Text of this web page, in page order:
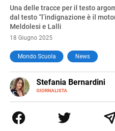
Una delle tracce per il testo
dal testo “l’indignazione è il
Meldolesi e Lalli
18 Giugno 2025
Mondo Scuola News
Stefania Bernardini
GIORNALISTA
E-
MAIL
Tv di cronaca, politica,
esperienze nella